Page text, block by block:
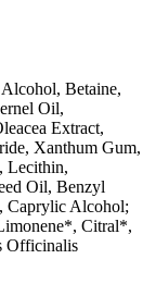
Betaine,
Oil,
Extract,
Xanthum Gum,
Lecithin,
Oil, Benzyl
Caprylic Alcohol;
Citral*,
Officinalis